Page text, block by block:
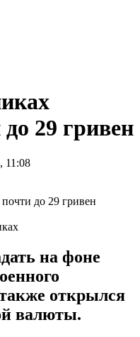
29 гривен
11:08
на фоне
открылся
валюты.